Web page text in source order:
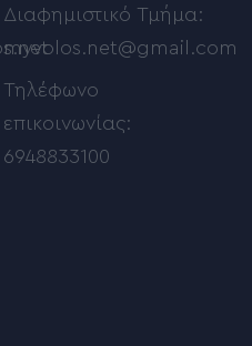
Διαφημιστικό Τμήμα:
myvolos.net@gmail.com
Τηλέφωνο
επικοινωνίας:
6948833100